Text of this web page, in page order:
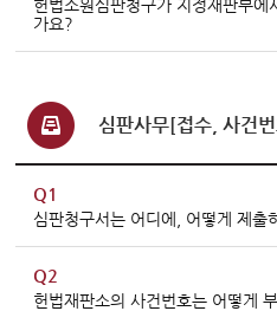
헌법소원심판청구가 지정재판부에
가요?
심판사무[접수, 사건
Q1
심판청구서는 어디에, 어떻게 제출
Q2
헌법재판소의 사건번호는 어떻게